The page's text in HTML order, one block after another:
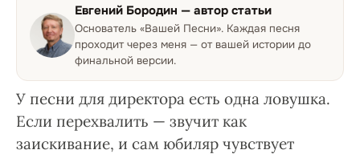
Евгений Бородин — автор статьи
Основатель «Вашей Песни». Каждая песня
проходит через меня — от вашей истории до
финальной версии.
У песни для директора есть одна ловушка.
Если перехвалить — звучит как
заискивание, и сам юбиляр чувствует